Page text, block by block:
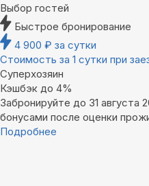
Выбор гостей
Быстрое бронирование
4 900 ₽ за сутки
Стоимость за 1 сутки при
Суперхозяин
Кэшбэк до 4%
Забронируйте до 31 августа
бонусами после оценки
Подробнее